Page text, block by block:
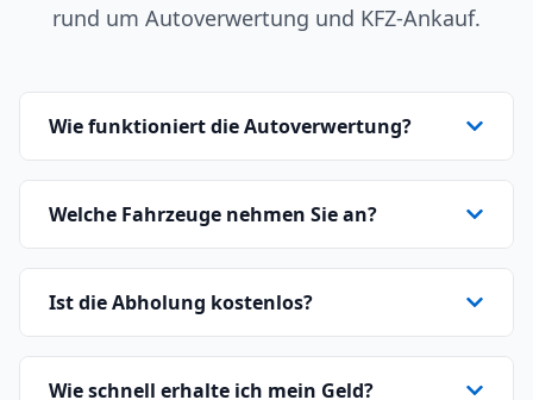
rund um Autoverwertung und KFZ-Ankauf.
Wie funktioniert die Autoverwertung?
Welche Fahrzeuge nehmen Sie an?
Ist die Abholung kostenlos?
Wie schnell erhalte ich mein Geld?